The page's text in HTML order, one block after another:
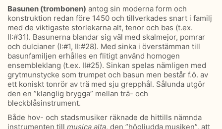
Basunen (trombonen) antog sin moderna form och
konstruktion redan före 1450 och tillverkades snart i familj
med de viktigaste storlekarna alt, tenor och bas (t.ex.
II:#31). Basunerna blandar sig väl med skalmejor, pomrar
och dulcianer (I:#1, II:#28). Med sinka i överstämman till
basunfamiljen erhålles en flitigt använd homogen
ensembleklang (t.ex. II#25). Sinkan spelas nämligen med
grytmunstycke som trumpet och basun men består f.ö. av
ett koniskt tonrör av trä med sju grepphål. Sålunda utgör
den en ”klanglig brygga” mellan trä- och
bleckblåsinstrument.
Både hov- och stadsmusiker räknade de hittills nämnda
instrumenten till musica alta, den ”högljudda musiken”, att